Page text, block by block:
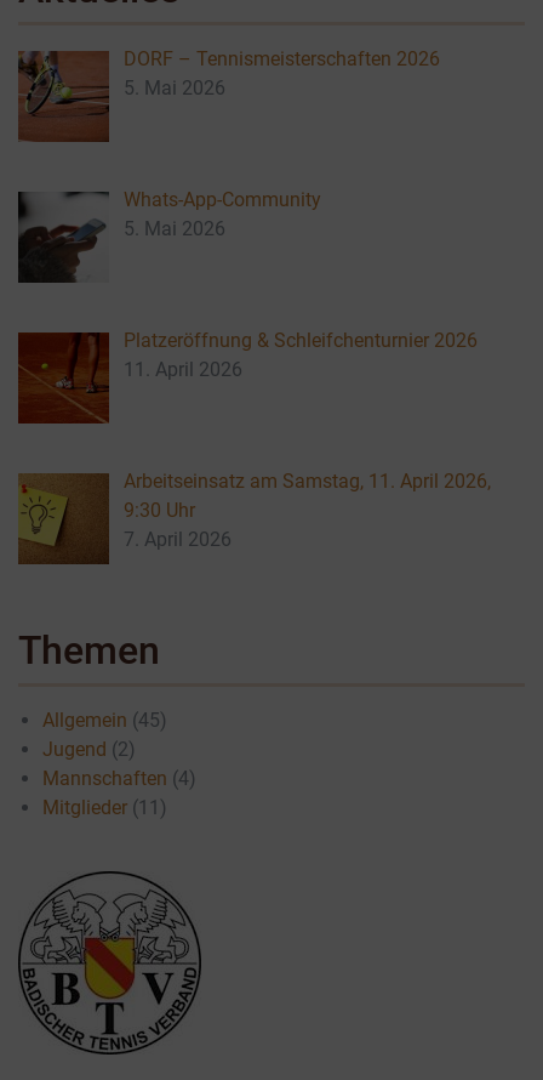
DORF – Tennismeisterschaften 2026
5. Mai 2026
Whats-App-Community
5. Mai 2026
Platzeröffnung & Schleifchenturnier 2026
11. April 2026
Arbeitseinsatz am Samstag, 11. April 2026,
9:30 Uhr
7. April 2026
Themen
Allgemein (45)
Jugend (2)
Mannschaften (4)
Mitglieder (11)